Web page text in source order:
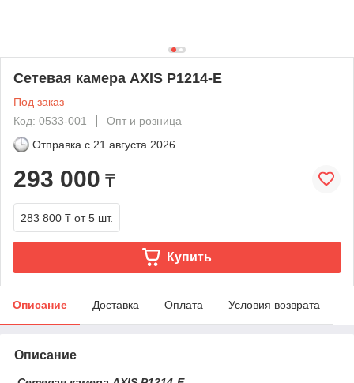
Сетевая камера AXIS P1214-E
Под заказ
Код: 0533-001
Опт и розница
Отправка с 21 августа 2026
293 000 ₸
283 800 ₸ от 5 шт.
Купить
Описание Доставка Оплата Условия возврата
Описание